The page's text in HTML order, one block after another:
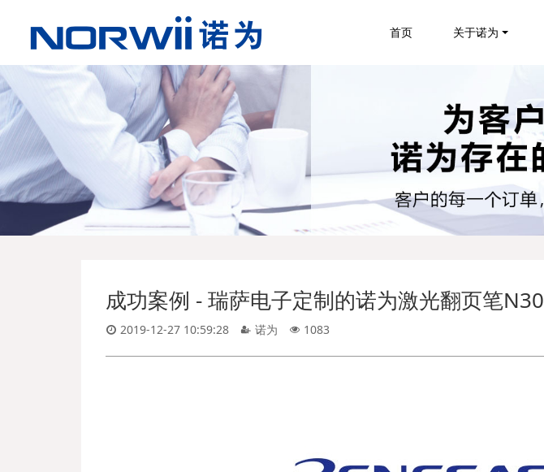
首页 关于诺为
成功案例 - ​瑞萨电子定制的诺为激光翻页笔N30
2019-12-27 10:59:28 诺为 1083